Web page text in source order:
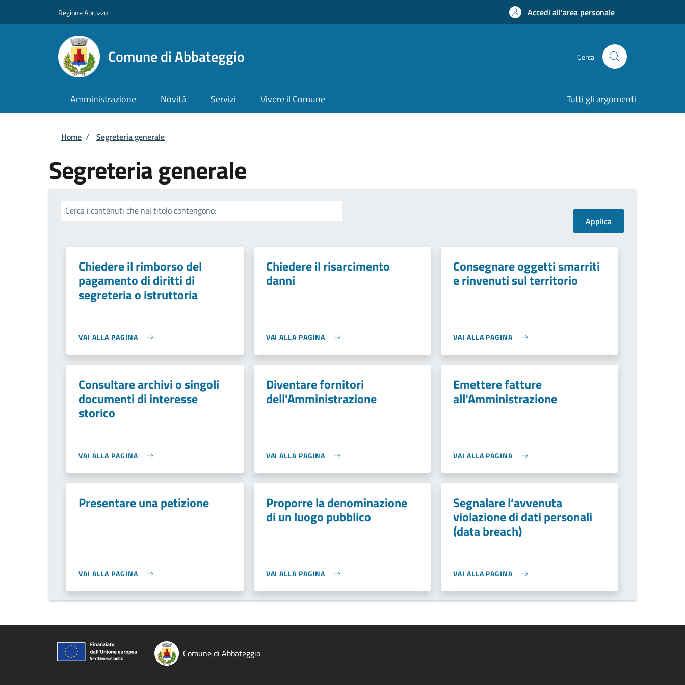
Regione Abruzzo Accedi all'area personale
Comune di Abbateggio Cerca
Amministrazione Novità Servizi Vivere il Comune Tutti gli argomenti
Briciole di pane
Home / Segreteria generale
Segreteria generale
Cerca i contenuti che nel titolo contengono:
Chiedere il rimborso del
pagamento di diritti di
segreteria o istruttoria
VAI ALLA PAGINA
Chiedere il risarcimento
danni
VAI ALLA PAGINA
Consegnare oggetti smarriti
e rinvenuti sul territorio
VAI ALLA PAGINA
Consultare archivi o singoli
documenti di interesse
storico
VAI ALLA PAGINA
Diventare fornitori
dell'Amministrazione
VAI ALLA PAGINA
Emettere fatture
all'Amministrazione
VAI ALLA PAGINA
Presentare una petizione
VAI ALLA PAGINA
Proporre la denominazione
di un luogo pubblico
VAI ALLA PAGINA
Segnalare l’avvenuta
violazione di dati personali
(data breach)
VAI ALLA PAGINA
Comune di Abbateggio